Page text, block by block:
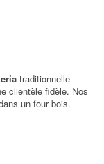
traditionnelle
clientèle fidèle. Nos
un four bois.